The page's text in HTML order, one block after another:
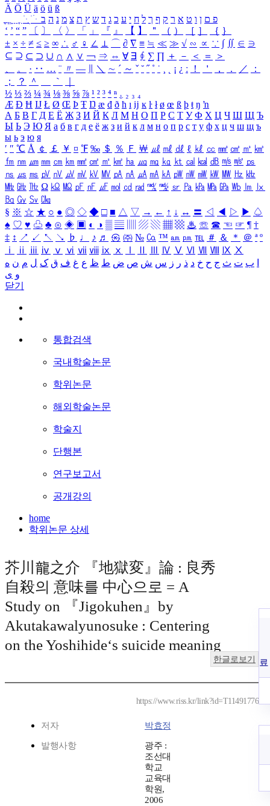
Ä Ö Ü ä ö ü ß
ִֶֹ ֻּ ׁׂ פ ם ן ו ט א ר ק ף ך ל ח י ע כ ג ד ש ץ ת צ מ נ ה ב
‘ ’ “ ” 〔 〕 〈 〉 「 」 『 』 【 】 ＂ （ ） ［ ］ ｛ ｝
± × ÷ ≠ ≤ ≥ ∞ ∴ ♂ ♀ ∠ ⊥ ⌒ ∂ ∇ ≡ ≒ ≪ ≫ √ ∽ ∝ ∵ ∫ ∬ ∈ ∋
⊆ ⊇ ⊂ ⊃ ∪ ∩ ∧ ∨ ￢ ⇒ ⇔ ∀ ∃ ∮ ∑ ∏ ＋ － ＜ ＝
＞
、
。 · ‥ … ¨ 〃 ― ＼ ∼ ´ ～ ˇ ˘ ˝ ˚ ˙ ¸ ¡ ¿ ː ！ ＇ ， ． ／
：
；
？ ＾ ｀
½ ⅓ ⅔ ¼ ¾ ⅛ ⅜ ⅝ ⅞ ¹ ² ³ ⁴ ⁿ ₁ ₂ ₃ ₄
Æ Ð Ħ Ĳ Ł Ø Œ Þ Ŧ Ŋ æ đ ð ħ ı ĳ ĸ ŀ ł ø œ ß þ ŧ ŋ ŉ
А Б В Г Д Е Ё Ж З И Й К Л М Н О П Р С Т У Ф Х Ц Ч Ш Щ Ъ
Ы Ь Э Ю Я а б в г д е ё ж з и й к л м н о п р с т у ф х ц ч ш щ ъ
ы ь э ю я
′ ″ ℃ Å ￠ ￡ ￥ ¤ ℉ ‰ ＄ ％ Ｆ ￦ ㎕ ㎖ ㎗ ℓ ㎘ ㏄ ㎣ ㎤ ㎥ ㎦
㎙ ㎚ ㎛ ㎜ ㎝ ㎞ ㎟ ㎠ ㎡ ㎢ ㏊ ㎍ ㎎ ㎏ ㏏ ㎈ ㎉ ㏈ ㎧ ㎨ ㎰
㎱ ㎲ ㎳ ㎴ ㎵ ㎶ ㎷ ㎸ ㎹ ㎀ ㎁ ㎂ ㎃ ㎄ ㎺ ㎻ ㎽ ㎾ ㎿ ㎐ ㎑
㎒ ㎓ ㎔ Ω ㏀ ㏁ ㎊ ㎋ ㎌ ㏖ ㏅ ㎭ ㎮ ㎯ ㏛ ㎩ ㎪ ㎫ ㎬ ㏝ ㏐
㏓
㏃ ㏉ ㏜ ㏆
§ ※ ☆ ★ ○ ● ◎ ◇ ◆ □ ■ △ ▽ → ← ↑ ↓ ↔ 〓 ◁ ◀ ▷ ▶ ♤
♠ ♡ ♥ ♧ ♣ ⊙ ◈ ▣ ◐ ◑ ▒ ▤ ▨ ▧ ▦ ▩ ♨ ☏ ☎ ☜ ☞ ¶ †
‡ ↕ ↗ ↙ ↖ ↘ ♭ ♩ ♪ ♬ ㉿ ㈜ № ㏇ ™ ㏂ ㏘ ℡ ＃ ＆ ＊ ＠ ª º
ⅰ
ⅱ ⅲ ⅳ ⅴ ⅵ ⅶ ⅷ ⅸ ⅹ Ⅳ Ⅴ Ⅵ Ⅶ Ⅷ Ⅸ Ⅹ
ب ت ث ج ح خ د ذ ر ز س ش ص ض ط ظ ع غ ف ق ک ل م ن ه
و ی
닫기
통합검색
국내학술논문
학위논문
해외학술논문
학술지
단행본
연구보고서
공개강의
home
학위논문 상세
芥川龍之介 『地獄変』論 : 良秀
自殺의 意味를 中心으로 = A
Study on 『Jigokuhen』by
Akutakawalyunosuke : Centering
on the Yoshihide‘s suicide meaning
한글로보기
https://www.riss.kr/link?id=T11491776
저자 박효정
발행사항
광주 :
조선대
학교
교육대
학원,
2006
료